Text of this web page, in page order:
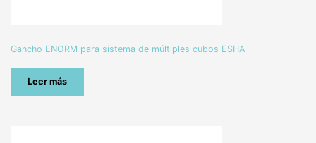
Gancho ENORM para sistema de múltiples cubos ESHA
Leer más